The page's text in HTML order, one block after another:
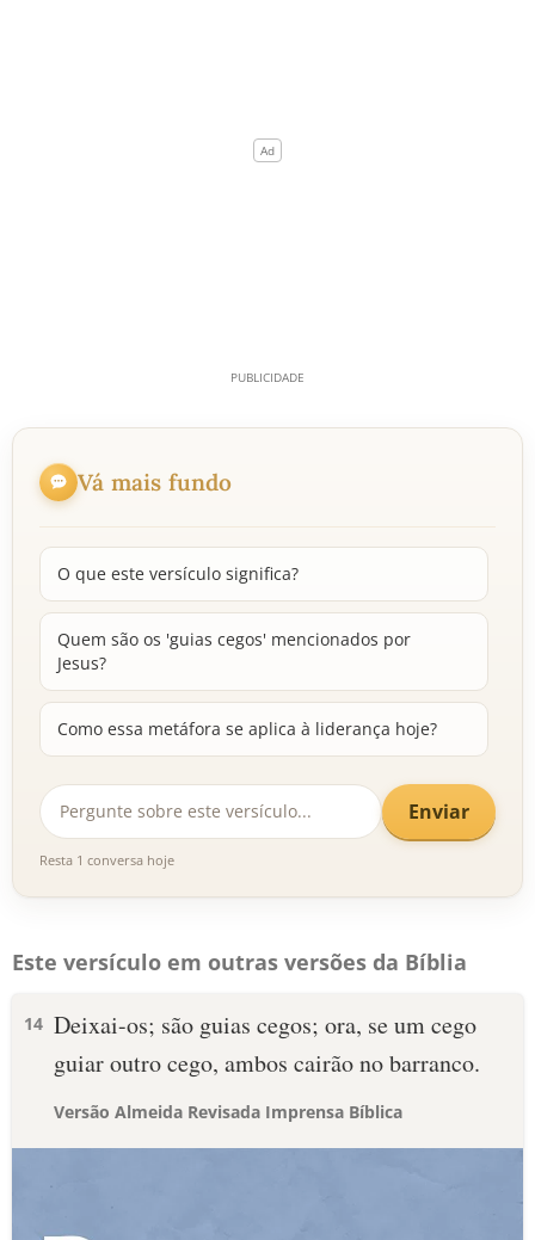
Vá mais fundo
O que este versículo significa?
Quem são os 'guias cegos' mencionados por
Jesus?
Como essa metáfora se aplica à liderança hoje?
Enviar
Resta 1 conversa hoje
Este versículo em outras versões da Bíblia
14 Deixai-os; são guias cegos; ora, se um cego
guiar outro cego, ambos cairão no barranco.
Versão Almeida Revisada Imprensa Bíblica